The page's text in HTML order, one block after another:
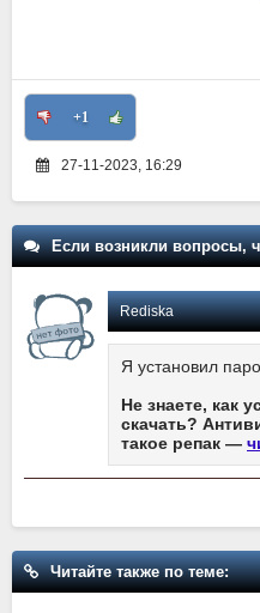
+1
27-11-2023, 16:29
Если возникли вопросы,
Rediska
Я установил
Не знаете, как
скачать?
такое репак —
Читайте также по теме: